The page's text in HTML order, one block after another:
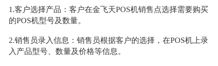
1.客户选择产品：客户在金飞天POS机销售点选择需要购买
的POS机型号及数量。
2.销售员录入信息：销售员根据客户的选择，在POS机上录
入产品型号、数量及价格等信息。